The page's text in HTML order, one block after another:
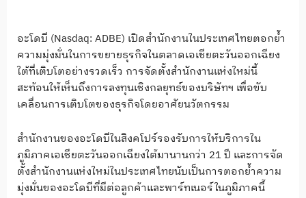
อะโดบี (Nasdaq: ADBE) เปิดสำนักงานในประเทศไทยตอกย้ำ
ความมุ่งมั่นในการขยายธุรกิจในตลาดเอเชียตะวันออกเฉียง
ใต้ที่เติบโตอย่างรวดเร็ว การจัดตั้งสำนักงานแห่งใหม่นี้
สะท้อนให้เห็นถึงการลงทุนเชิงกลยุทธ์ของบริษัทฯ เพื่อขับ
เคลื่อนการเติบโตของธุรกิจโดยอาศัยนวัตกรรม
สำนักงานของอะโดบีในสิงคโปร์รองรับการให้บริการใน
ภูมิภาคเอเชียตะวันออกเฉียงใต้มานานกว่า 21 ปี และการจัด
ตั้งสำนักงานแห่งใหม่ในประเทศไทยนับเป็นการตอกย้ำความ
มุ่งมั่นของอะโดบีที่มีต่อลูกค้าและพาร์ทเนอร์ในภูมิภาคนี้